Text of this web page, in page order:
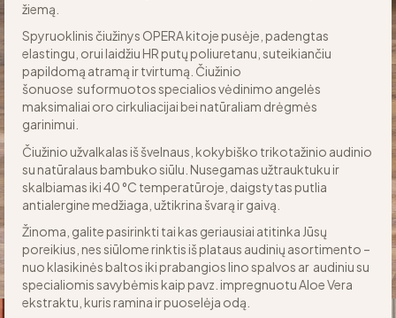
žiemą.
Spyruoklinis čiužinys OPERA kitoje pusėje, padengtas
elastingu, orui laidžiu HR putų poliuretanu, suteikiančiu
papildomą atramą ir tvirtumą. Čiužinio
šonuose suformuotos specialios vėdinimo angelės
maksimaliai oro cirkuliacijai bei natūraliam drėgmės
garinimui.
Čiužinio užvalkalas iš švelnaus, kokybiško trikotažinio audinio
su natūralaus bambuko siūlu. Nusegamas užtrauktuku ir
skalbiamas iki 40 °C temperatūroje, daigstytas putlia
antialergine medžiaga, užtikrina švarą ir gaivą.
Žinoma, galite pasirinkti tai kas geriausiai atitinka Jūsų
poreikius, nes siūlome rinktis iš plataus audinių asortimento –
nuo klasikinės baltos iki prabangios lino spalvos ar audiniu su
specialiomis savybėmis kaip pavz. impregnuotu Aloe Vera
ekstraktu, kuris ramina ir puoselėja odą.